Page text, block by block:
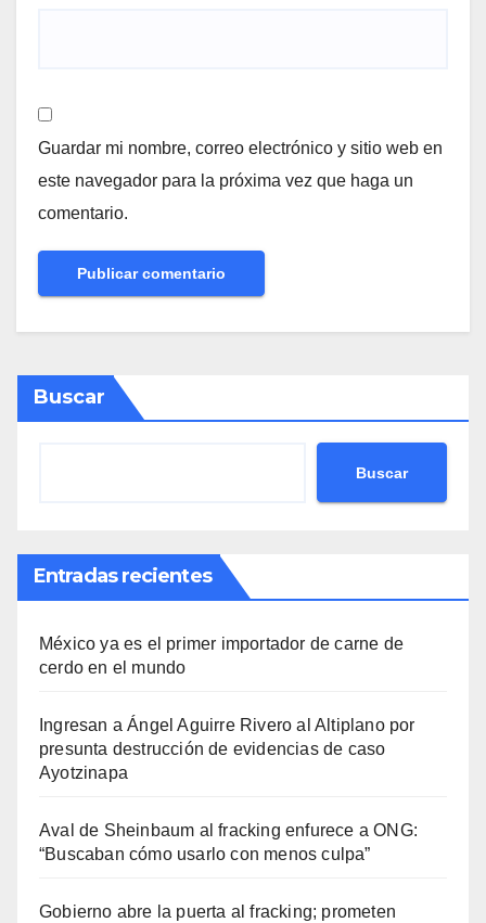
Guardar mi nombre, correo electrónico y sitio web en
este navegador para la próxima vez que haga un
comentario.
Buscar
Buscar
Entradas recientes
México ya es el primer importador de carne de
cerdo en el mundo
Ingresan a Ángel Aguirre Rivero al Altiplano por
presunta destrucción de evidencias de caso
Ayotzinapa
Aval de Sheinbaum al fracking enfurece a ONG:
“Buscaban cómo usarlo con menos culpa”
Gobierno abre la puerta al fracking; prometen